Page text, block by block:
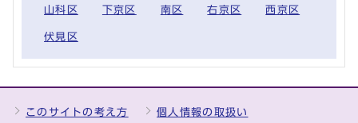
山科区 下京区 南区 右京区 西京区
伏見区
このサイトの考え方 個人情報の取扱い